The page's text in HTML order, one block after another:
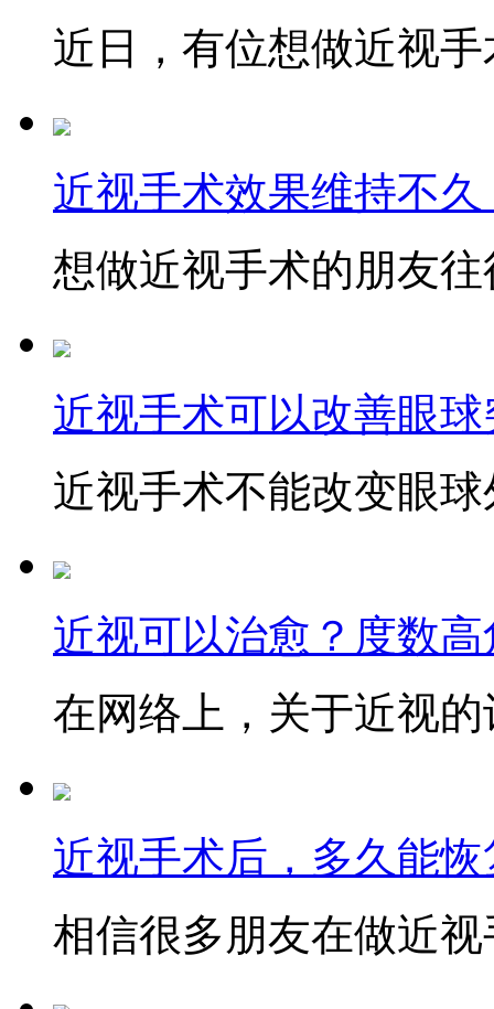
近日，有位想做近视
近视手术效果维持不
想做近视手术的朋友
近视手术可以改善眼
近视手术不能改变眼
近视可以治愈？度数
在网络上，关于近视
近视手术后，多久能
相信很多朋友在做近